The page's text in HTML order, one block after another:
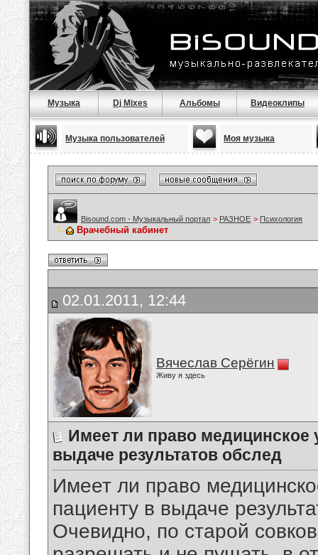
Музыка Dj Mixes Альбомы Видеоклипы
Музыка пользователей Моя музыка
Bisound.com - Музыкальный портал > РАЗНОЕ > Психология
Врачебный кабинет
02.01.2011, 12:44
Вячеслав Серёгин
Живу я здесь
Имеет ли право медицинское
выдаче результатов обслед
Имеет ли право
пациенту в выдаче
Очевидно, по старой